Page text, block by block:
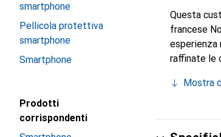
smartphone
Pellicola protettiva
smartphone
Smartphone
Prodotti
corrispondenti
Questa
francese
raffinate le
sceltaMostra